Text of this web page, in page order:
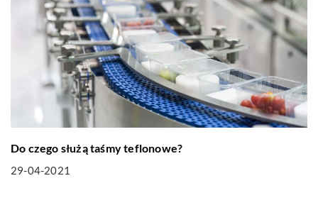
Do czego służą taśmy teflonowe?
29-04-2021